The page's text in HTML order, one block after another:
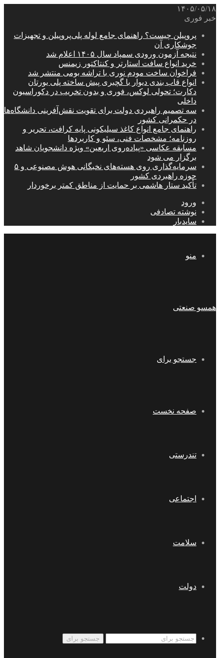
۱۴۰۵/۰۵/۱۸
خبر فوری
پروپیلن چیست؟ راهنمای جامع لوله پلی‌پروپیلن و تجهیزات
جوشکاری آن
نتیجه آزمون ورودی سمپاد سال ۱۴۰۵ اعلام شد
خرید انواع سافت استارتر و کنتاکتور زیمنس
فراخوان ساخت مودم نوری با تراشه بومی منتشر شد
انواع قاب بندی دیوار با گچبری پیش ساخته پلی یورتان
دکارت؛ تحولی لوکس، فوری و بدون تخریب در دکوراسیون
داخلی
سه تصمیم راهبردی دولت برای تقویت نقش‌آفرینی دانشگاه‌ها
در حکمرانی کشور
راهنمای جامع انواع کاغذ سیلیکونی پایه کرافت، تحریر و
روزنامه؛ مشخصات فنی، سئو و کاربردها
مسابقه عکاسی «پیاده‌روی اربعین» ویژه دانشجویان شاهد
برگزار می شود
سرمایه‌گذاری روی هسته‌های نخبگانی هوش مصنوعی و ۵
حوزه راهبردی کشور
تأکید ستار هاشمی بر حمایت از مناطق کمتر برخوردار
ورود
نوشته تصادفی
سایدبار
منو
همسو صنعتی
جستجو برای
صفحه نخست
تندرستی
اجتماعی
سلامت
دولت
جستجو برای